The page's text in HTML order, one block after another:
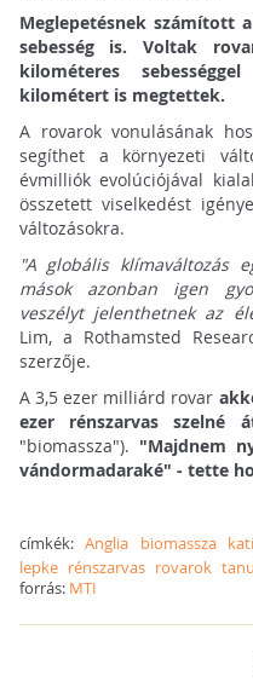
Meglepetésnek számított
sebesség is.
Voltak
kilométeres
kilométert is megtettek.
A rovarok vonulásának
segíthet a környezeti
évmilliók evolúciójával
összetett viselkedést
változásokra.
"A globális klímaváltozás
mások azonban igen
veszélyt jelenthetnek az
Lim, a Rothamsted
szerzője.
A 3,5 ezer milliárd rovar
ezer rénszarvas szelné
"biomassza"). "Majdnem
vándormadaraké" - tette
címkék: Anglia biomassza
lepke rénszarvas rovarok
forrás: MTI